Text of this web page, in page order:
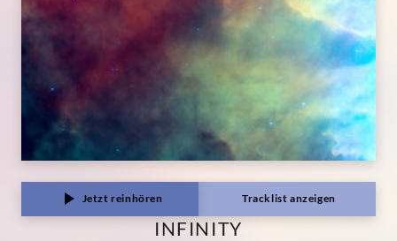
Jetzt reinhören Tracklist anzeigen
INFINITY